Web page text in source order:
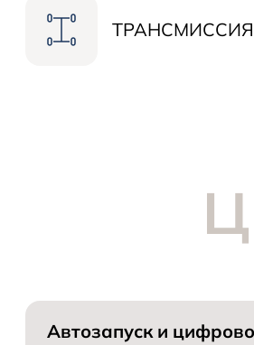
Максимальный
ТРАНСМИССИЯ
Автозапуск и